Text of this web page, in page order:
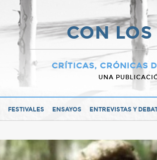
CON
CRÍTICAS, CRÓNICAS
UNA
FESTIVALES ENSAYOS ENTREVISTAS Y